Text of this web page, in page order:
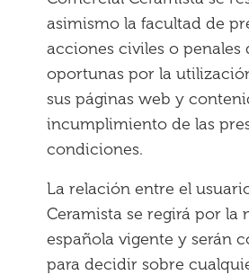
asimismo la facultad de
acciones civiles o penales
oportunas por la
sus páginas web y
incumplimiento de las
condiciones.
La relación entre el
Ceramista se regirá por la
española vigente y serán
para decidir sobre